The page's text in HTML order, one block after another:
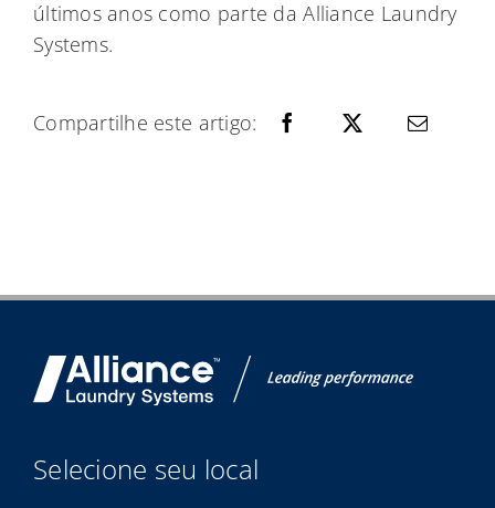
últimos anos como parte da Alliance Laundry
Systems.
Compartilhe este artigo:
Selecione seu local